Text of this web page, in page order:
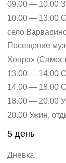
09.00 — 10.00
10.00 — 13.00
село
Посещение
Хопра»
13.00 — 14.00
14.00 — 18.00
18.00 — 20.00
20.00 Ужин,
5 день
Дневка.